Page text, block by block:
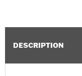
DESCRIPTION